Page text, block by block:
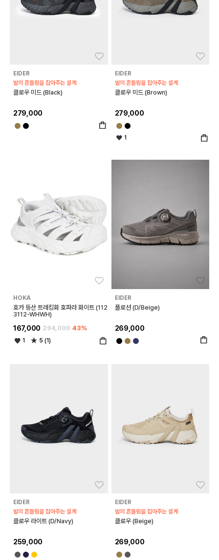
EIDER
발의 흔들림을 잡아주는 설계
클로우 미드 (Black)
279,000
EIDER
발의 흔들림을 잡아주는 설계
클로우 미드 (Brown)
279,000
1
HOKA
호카 등산 트레킹화 호파라 화이트 (112
3112-WHWH)
167,000 294,000 43%
1 5 (1)
EIDER
플로션 (D/Beige)
269,000
EIDER
발의 흔들림을 잡아주는 설계
클로우 라이트 (D/Navy)
259,000
EIDER
발의 흔들림을 잡아주는 설계
클로우 (Beige)
269,000